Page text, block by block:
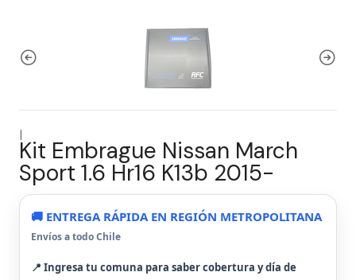
|
Kit Embrague Nissan March
Sport 1.6 Hr16 K13b 2015-
🚚 ENTREGA RÁPIDA EN REGIÓN METROPOLITANA
Envíos a todo Chile
📍 Ingresa tu comuna para saber cobertura y día de